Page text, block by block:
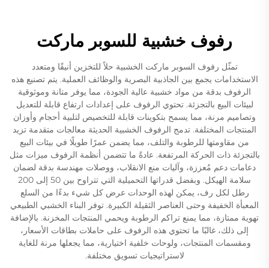
رفوف خشبية للسوبر ماركت
تمثّل رفوف السوبر ماركت الخشبية حلاً للتخزين أنيقًا ومتعدد
الاستخدامات يجمع بين الجاذبية البصرية والوظائف العملية. يتم تصنيع هذه
الرفوف بدقة من مواد خشبية عالية الجودة، مما يوفر متانة وموثوقية
لبيئات البيع بالتجزئة. تحتوي الرفوف على إعدادات ارتفاع قابلة للتعديل
وتصاميم مرنة، مما يسمح بتكوينات قابلة للتخصيص لتلبية أحجام وأوزان
المنتجات المختلفة. تدمج الرفوف الخشبية الحديثة معالجات متقدمة تزيد
من مقاومتها للرطوبة والتلف، مما يضمن عمرًا طويلًا في بيئات البيع
بالتجزئة ذات الحركة المرتفعة. عادةً ما تتضمن أنظمة الرفوف ميزات مثل
دعامات دعم مُعززة، وآليات منع الانقلاب، ووصلات مهندسة بدقة لضمان
سلامة الهيكل. وبفضل قدراتها التحميلية التي تتراوح بين 50 إلى 200
رطل لكل رف، يمكن لهذه الوحدات عرض كل شيء بدءًا من السلع
المعبأة الخفيفة وحتى العناصر الثقيلة الكبيرة. توفر البناء الخشبي الطبيعي
تهوية ممتازة، مما يمنع تراكم الرطوبة ويحمي المنتجات المخزنة. بالإضافة
إلى ذلك، غالبًا ما تحتوي هذه الرفوف على حاملات بطاقات الأسعار،
ومقسمات المنتجات، ولوحات خلفية اختيارية، مما يجعلها مرنة للغاية
لاستراتيجيات تسويق مختلفة.